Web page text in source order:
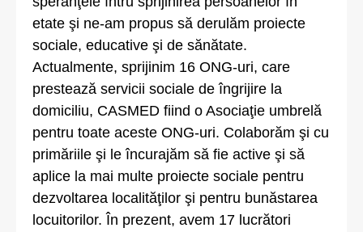
etate şi ne-am propus să derulăm proiecte
sociale, educative şi de sănătate.
Actualmente, sprijinim 16 ONG-uri, care
prestează servicii sociale de îngrijire la
domiciliu, CASMED fiind o Asociaţie umbrelă
pentru toate aceste ONG-uri. Colaborăm şi cu
primăriile şi le încurajăm să fie active şi să
aplice la mai multe proiecte sociale pentru
dezvoltarea localităţilor şi pentru bunăstarea
locuitorilor. În prezent, avem 17 lucrători